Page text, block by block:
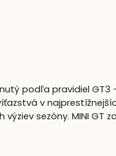
podľa pravidiel
v
sezóny. MINI